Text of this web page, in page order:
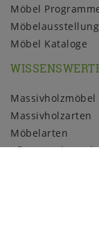
Möbel
Möbelausstellung
Möbel Kataloge
Massivholzmöbel
Massivholzarten
Möbelarten
Pflege und